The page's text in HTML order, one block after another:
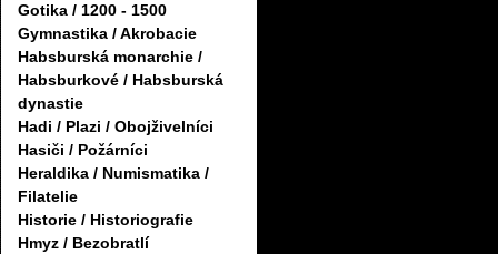
Gotika / 1200 - 1500
Gymnastika / Akrobacie
Habsburská monarchie /
Habsburkové / Habsburská
dynastie
Hadi / Plazi / Obojživelníci
Hasiči / Požárníci
Heraldika / Numismatika /
Filatelie
Historie / Historiografie
Hmyz / Bezobratlí